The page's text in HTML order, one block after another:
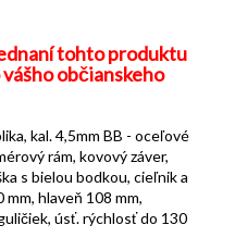
tohto produktu
občianskeho
kal. 4,5mm BB - oceľové
rám, kovový záver,
s bielou bodkou, cieľnik a
hlaveň 108 mm,
úsť. rýchlosť do 130